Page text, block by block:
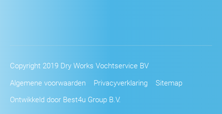
Copyright 2019 Dry Works Vochtservice BV
Algemene voorwaarden
Privacyverklaring
Sitemap
Ontwikkeld door Best4u Group B.V.